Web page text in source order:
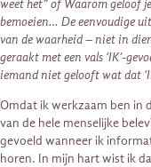
weet het” of Waarom geloof
bemoeien… De eenvoudige
van de waarheid – niet in
geraakt met een vals ‘IK’-
iemand niet gelooft wat dat
Omdat ik werkzaam ben in
van de hele menselijke
gevoeld wanneer ik
horen. In mijn hart wist ik